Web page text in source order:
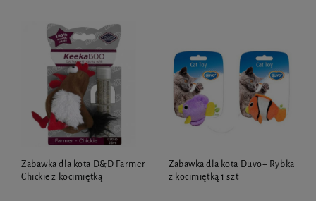
Zabawka dla kota D&D Farmer
Chickie z kocimiętką
Zabawka dla kota Duvo+ Rybka
z kocimiętką 1 szt